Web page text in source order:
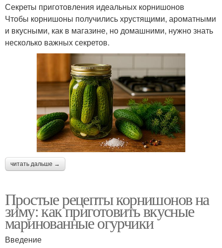
Секреты приготовления идеальных корнишонов
Чтобы корнишоны получились хрустящими, ароматными
и вкусными, как в магазине, но домашними, нужно знать
несколько важных секретов.
читать дальше →
Простые рецепты корнишонов на
зиму: как приготовить вкусные
маринованные огурчики
Введение